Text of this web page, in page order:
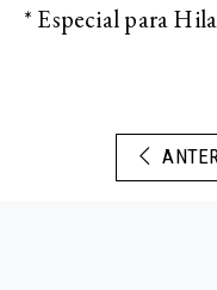
* Especial para